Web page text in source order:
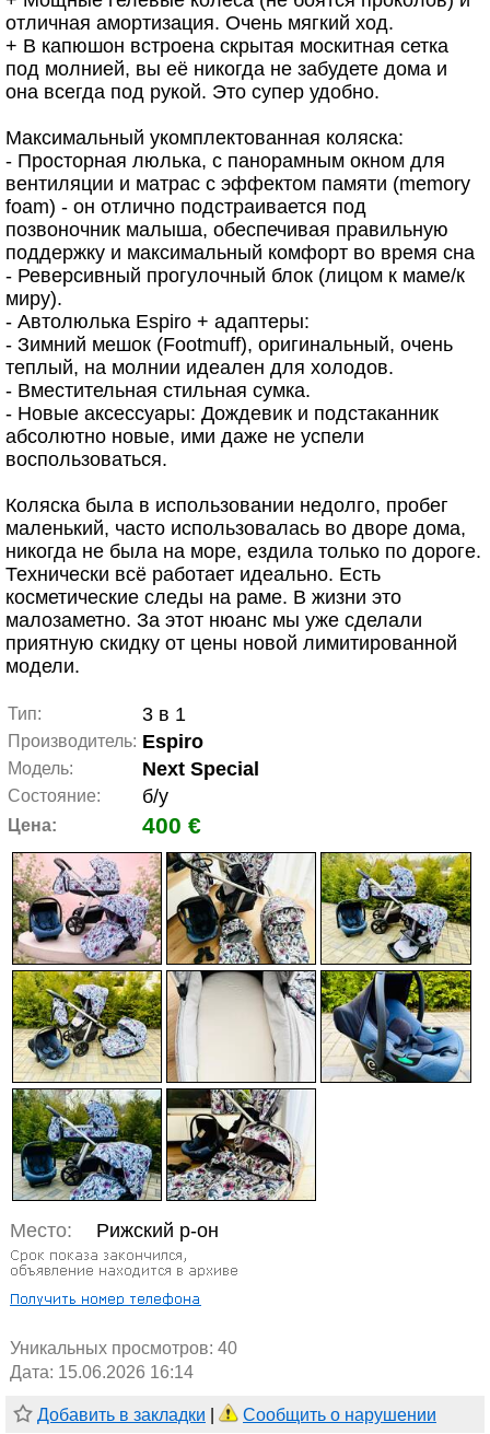
отличная амортизация. Очень мягкий ход.
+ В капюшон встроена скрытая москитная сетка
под молнией, вы её никогда не забудете дома и
она всегда под рукой. Это супер удобно.
Максимальный укомплектованная коляска:
- Просторная люлька, с панорамным окном для
вентиляции и матрас с эффектом памяти (memory
foam) - он отлично подстраивается под
позвоночник малыша, обеспечивая правильную
поддержку и максимальный комфорт во время сна
- Реверсивный прогулочный блок (лицом к маме/к
миру).
- Автолюлька Espiro + адаптеры:
- Зимний мешок (Footmuff), оригинальный, очень
теплый, на молнии идеален для холодов.
- Вместительная стильная сумка.
- Новые аксессуары: Дождевик и подстаканник
абсолютно новые, ими даже не успели
воспользоваться.
Коляска была в использовании недолго, пробег
маленький, часто использовалась во дворе дома,
никогда не была на море, ездила только по дороге.
Технически всё работает идеально. Есть
косметические следы на раме. В жизни это
малозаметно. За этот нюанс мы уже сделали
приятную скидку от цены новой лимитированной
модели.
Тип: 3 в 1
Производитель: Espiro
Модель: Next Special
Состояние: б/у
Цена: 400 €
Место: Рижский р-он
Уникальных просмотров: 40
Дата: 15.06.2026 16:14
Добавить в закладки Сообщить о нарушении